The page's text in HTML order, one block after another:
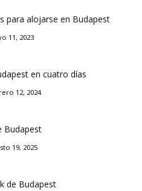
para alojarse en Budapest
11, 2023
en cuatro días
12, 2024
Budapest
19, 2025
de Budapest